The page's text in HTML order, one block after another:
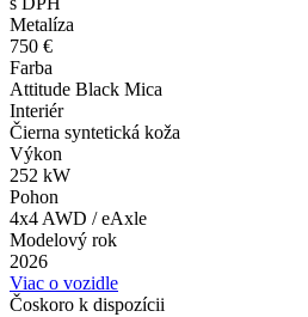
Metalíza
750 €
Farba
Attitude Black Mica
Interiér
Čierna syntetická koža
Výkon
252 kW
Pohon
4x4 AWD / eAxle
Modelový rok
2026
Viac o vozidle
Čoskoro k dispozícii